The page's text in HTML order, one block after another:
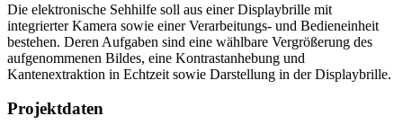
Die elektronische Sehhilfe soll aus einer Displaybrille mit
integrierter Kamera sowie einer Verarbeitungs- und Bedieneinheit
bestehen. Deren Aufgaben sind eine wählbare Vergrößerung des
aufgenommenen Bildes, eine Kontrastanhebung und
Kantenextraktion in Echtzeit sowie Darstellung in der Displaybrille.
Projektdaten